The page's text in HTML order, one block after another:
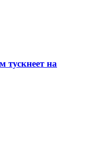
тускнеет на